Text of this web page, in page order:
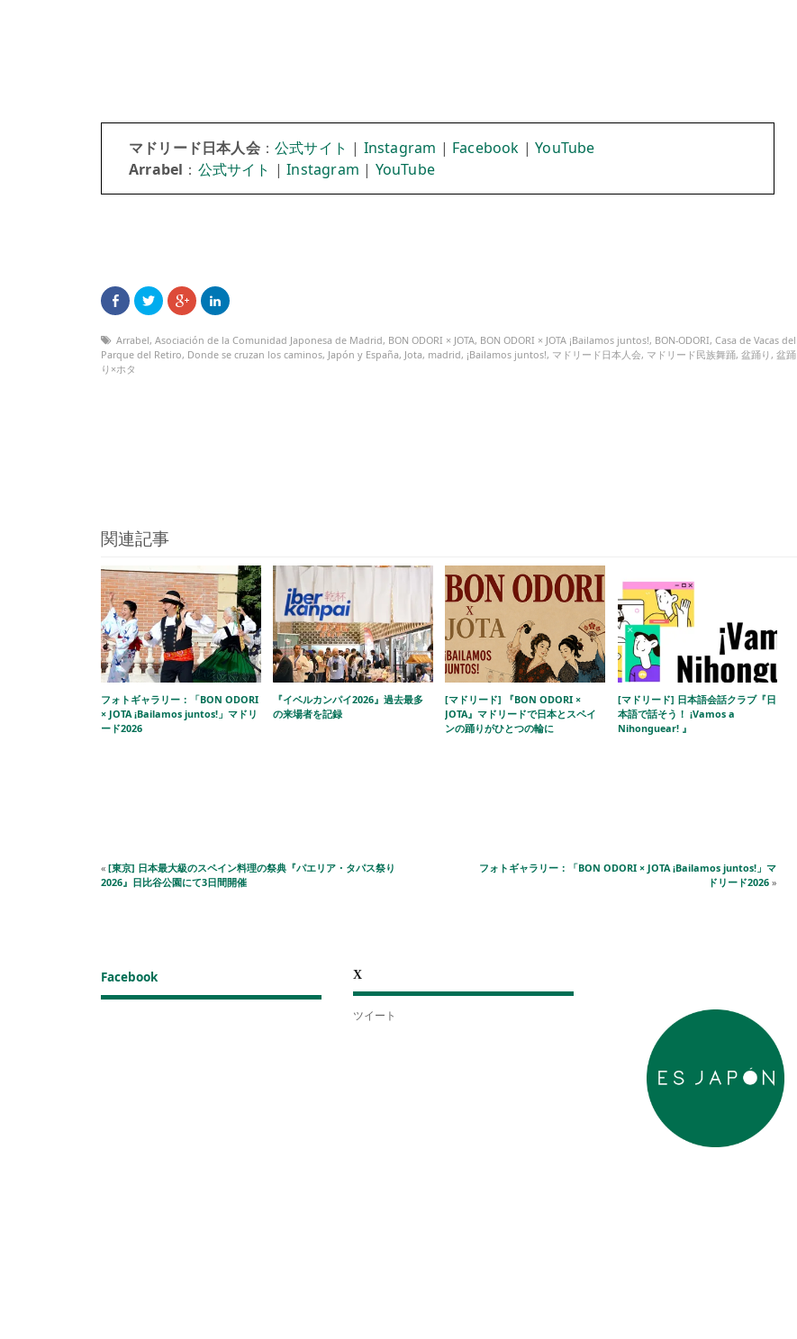
マドリード日本人会：公式サイト | Instagram | Facebook |YouTube
Arrabel ： 公式サイト |Instagram | YouTube
Arrabel, Asociación de la Comunidad Japonesa de Madrid, BON ODORI × JOTA, BON ODORI × JOTA ¡Bailamos juntos!, BON-ODORI, Casa de Vacas del
Parque del Retiro, Donde se cruzan los caminos, Japón y España, Jota, madrid, ¡Bailamos juntos!, マドリード日本人会, マドリード民族舞踊, 盆踊り , 盆踊
り×ホタ
関連記事
フォトギャラリー：「BON ODORI
× JOTA ¡Bailamos juntos!」マドリ
ード2026
『イベルカンパイ2026』過去最多
の来場者を記録
[マドリード] 『BON ODORI ×
JOTA』マドリードで日本とスペイ
ンの踊りがひとつの輪に
[マドリード] 日本語会話クラブ『日
本語で話そう！ ¡Vamos a
Nihonguear! 』
« [東京] 日本最大級のスペイン料理の祭典『パエリア・タパス祭り
2026』日比谷公園にて3日間開催
フォトギャラリー：「BON ODORI × JOTA ¡Bailamos juntos!」マ
ドリード2026»
Facebook X
ツイート